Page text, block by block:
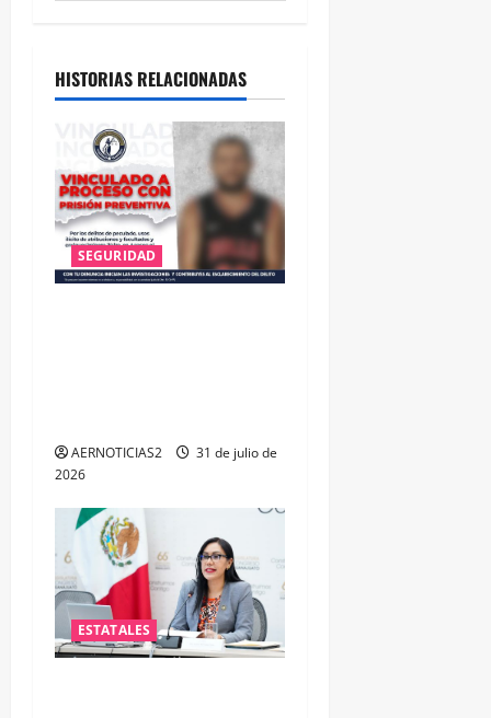
HISTORIAS RELACIONADAS
SEGURIDAD
AERNOTICIAS2
31 de julio de
2026
ESTATALES